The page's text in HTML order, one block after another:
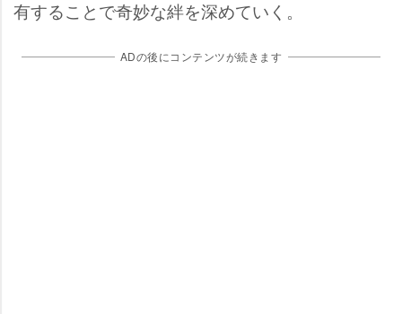
有することで奇妙な絆を深めていく。
ADの後にコンテンツが続きます